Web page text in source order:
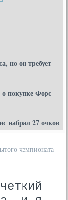
но он требует
покупке Форс
набрал 27 очков
чемпионата